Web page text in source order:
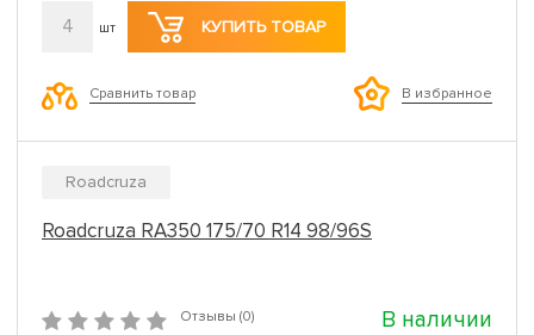
4 шт КУПИТЬ ТОВАР
Сравнить товар В избранное
Roadcruza
Roadcruza RA350 175/70 R14 98/96S
Отзывы (0) В наличии